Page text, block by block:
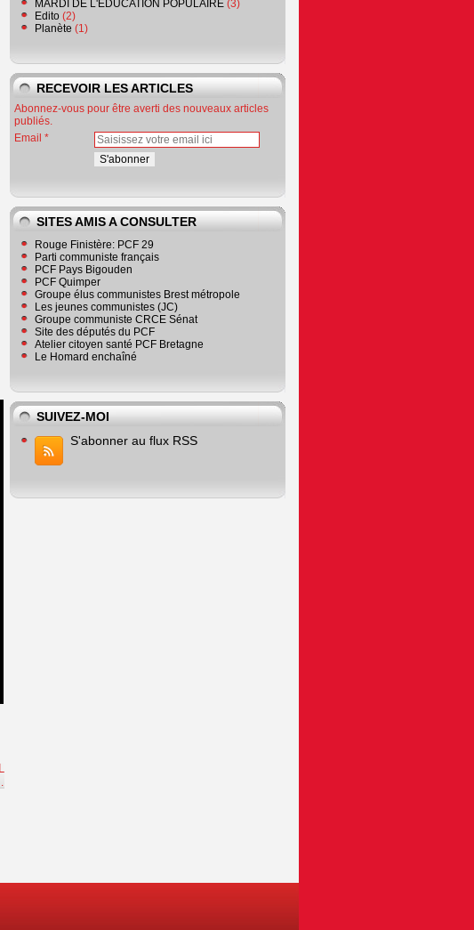
MARDI DE L'EDUCATION POPULAIRE (3)
Edito (2)
Planète (1)
RECEVOIR LES ARTICLES
Abonnez-vous pour être averti des nouveaux articles
publiés.
Email
SITES AMIS A CONSULTER
Rouge Finistère: PCF 29
Parti communiste français
PCF Pays Bigouden
PCF Quimper
Groupe élus communistes Brest métropole
Les jeunes communistes (JC)
Groupe communiste CRCE Sénat
Site des députés du PCF
Atelier citoyen santé PCF Bretagne
Le Homard enchaîné
SUIVEZ-MOI
S'abonner au flux RSS